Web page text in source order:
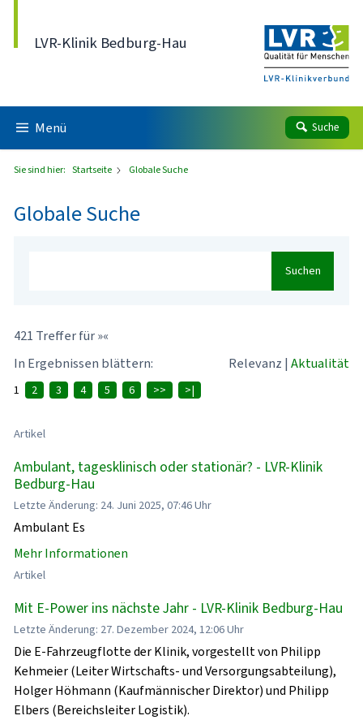
LVR-Klinik Bedburg-Hau
Menü Suche
Sie sind hier: Startseite Globale Suche
Globale Suche
Suchen
421 Treffer für »«
In Ergebnissen blättern:
Relevanz | Aktualität
1 2 3 4 5 6 >> >|
Artikel
Ambulant, tagesklinisch oder stationär? - LVR-Klinik
Bedburg-Hau
Letzte Änderung: 24. Juni 2025, 07:46 Uhr
Ambulant Es
Mehr Informationen
Artikel
Mit E-Power ins nächste Jahr - LVR-Klinik Bedburg-Hau
Letzte Änderung: 27. Dezember 2024, 12:06 Uhr
Die E-Fahrzeugflotte der Klinik, vorgestellt von Philipp
Kehmeier (Leiter Wirtschafts- und Versorgungsabteilung),
Holger Höhmann (Kaufmännischer Direktor) und Philipp
Elbers (Bereichsleiter Logistik).